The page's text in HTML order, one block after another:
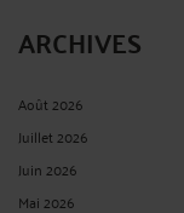
ARCHIVES
Août 2026
Juillet 2026
Juin 2026
Mai 2026